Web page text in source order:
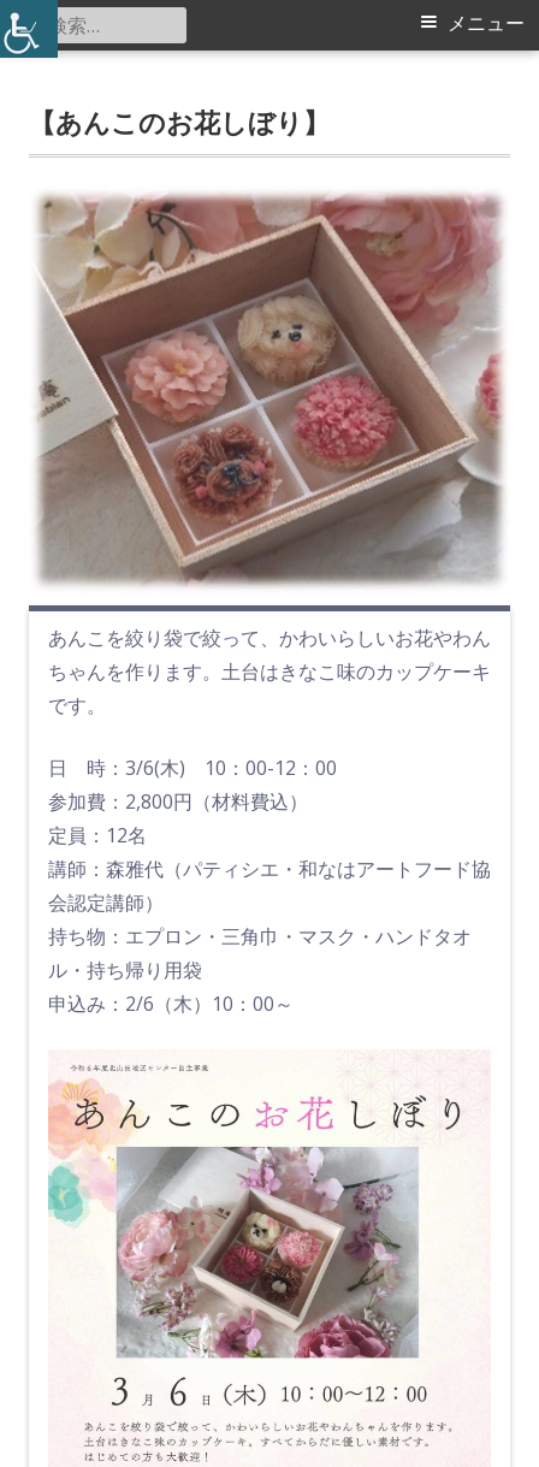
コ
ン
北山田地区センター
メ
メニュー
検
索:
【あんこのお花しぼり】
あんこを絞り袋で絞って、かわいらしいお花やわん
ちゃんを作ります。土台はきなこ味のカップケーキ
です。
日 時：3/6(木) 10：00-12：00
参加費：2,800円（材料費込）
定員：12名
講師：森雅代（パティシエ・和なはアートフード協
会認定講師）
持ち物：エプロン・三角巾・マスク・ハンドタオ
ル・持ち帰り用袋
申込み：2/6（木）10：00～